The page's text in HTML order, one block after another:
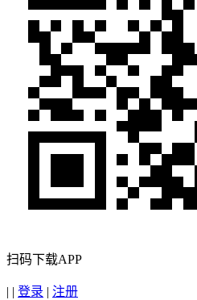
扫码下载APP
| | 登录 | 注册